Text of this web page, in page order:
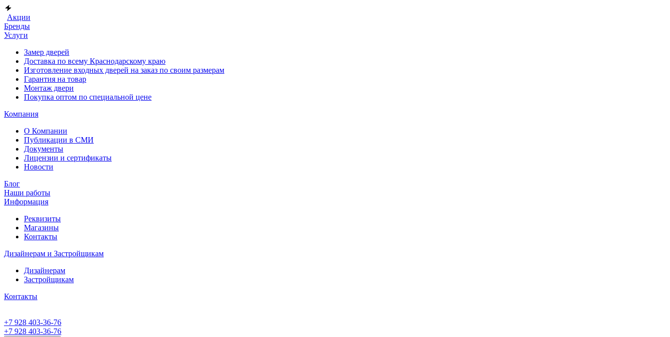
Акции
Бренды
Услуги
Замер дверей
Доставка по всему Краснодарскому краю
Изготовление входных дверей на заказ по своим размерам
Гарантия на товар
Монтаж двери
Покупка оптом по специальной цене
Компания
О Компании
Публикации в СМИ
Документы
Лицензии и сертификаты
Новости
Блог
Наши работы
Информация
Реквизиты
Магазины
Контакты
Дизайнерам и Застройщикам
Дизайнерам
Застройщикам
Контакты
+7 928 403-36-76
+7 928 403-36-76